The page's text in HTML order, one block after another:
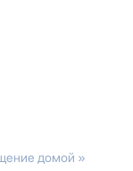
домой »